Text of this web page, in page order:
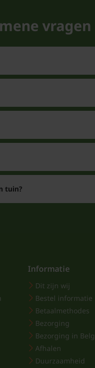
door bijen, hommels
uiteinde van de
Krijgt Kweepeer
Na de bloei komen er
Groeit een
ook verkrijgbaar als
Heeft Cydonia
bestuiver nodig?
Een Cydonia oblonga
snel groeit. Maar een
De bloemen komen
vragen
tuin?
Informatie
Dit zijn wij
Bestel informatie
Betaalmethodes
Bezorging
Bezorging in
Afhalen
Duurzaamheid